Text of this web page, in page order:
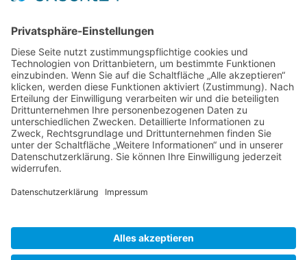
Cookie-Einstellungen
Sonstige
Kontakt
Facebook